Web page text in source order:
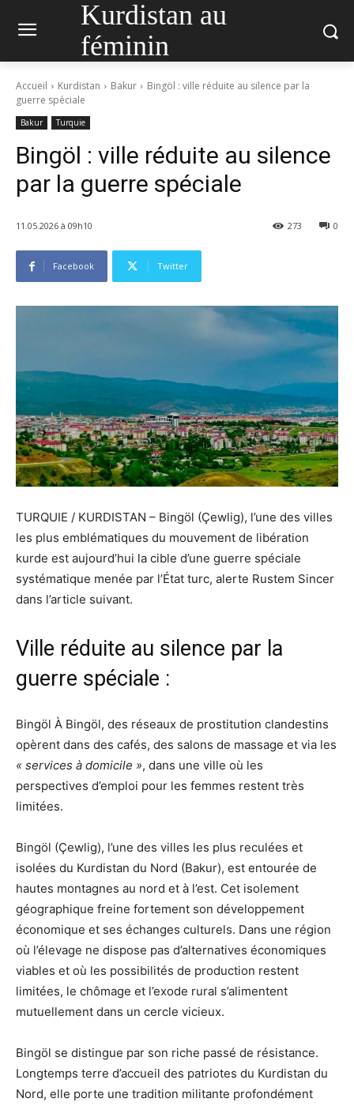
Kurdistan au
féminin
Accueil Kurdistan Bakur
Bingöl : ville réduite au silence par la
guerre spéciale
Bakur Turquie
Bingöl : ville réduite au silence
par la guerre spéciale
11.05.2026 à 09h10 0
273
Facebook Twitter
TURQUIE / KURDISTAN – Bingöl (Çewlig), l’une des villes
les plus emblématiques du mouvement de libération
kurde est aujourd’hui la cible d’une guerre spéciale
systématique menée par l’État turc, alerte Rustem Sincer
dans l’article suivant.
Ville réduite au silence par la
guerre spéciale :
Bingöl À Bingöl, des réseaux de prostitution clandestins
opèrent dans des cafés, des salons de massage et via les
« services à domicile », dans une ville où les
perspectives d’emploi pour les femmes restent très
limitées.
Bingöl (Çewlig), l’une des villes les plus reculées et
isolées du Kurdistan du Nord (Bakur), est entourée de
hautes montagnes au nord et à l’est. Cet isolement
géographique freine fortement son développement
économique et ses échanges culturels. Dans une région
où l’élevage ne dispose pas d’alternatives économiques
viables et où les possibilités de production restent
limitées, le chômage et l’exode rural s’alimentent
mutuellement dans un cercle vicieux.
Bingöl se distingue par son riche passé de résistance.
Longtemps terre d’accueil des patriotes du Kurdistan du
Nord, elle porte une tradition militante profondément